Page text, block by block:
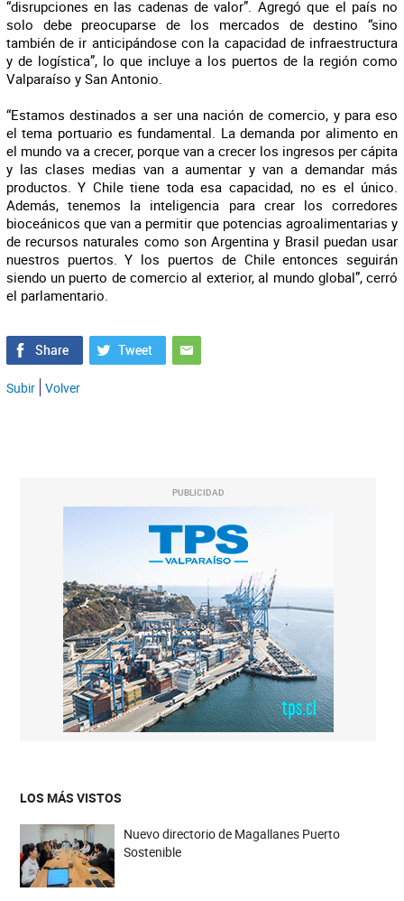
“disrupciones en las cadenas de valor”. Agregó que el país no
solo debe preocuparse de los mercados de destino “sino
también de ir anticipándose con la capacidad de infraestructura
y de logística”, lo que incluye a los puertos de la región como
Valparaíso y San Antonio.
“Estamos destinados a ser una nación de comercio, y para eso
el tema portuario es fundamental. La demanda por alimento en
el mundo va a crecer, porque van a crecer los ingresos per cápita
y las clases medias van a aumentar y van a demandar más
productos. Y Chile tiene toda esa capacidad, no es el único.
Además, tenemos la inteligencia para crear los corredores
bioceánicos que van a permitir que potencias agroalimentarias y
de recursos naturales como son Argentina y Brasil puedan usar
nuestros puertos. Y los puertos de Chile entonces seguirán
siendo un puerto de comercio al exterior, al mundo global”, cerró
el parlamentario.
Subir Volver
PUBLICIDAD
LOS MÁS VISTOS
Nuevo directorio de Magallanes Puerto
Sostenible